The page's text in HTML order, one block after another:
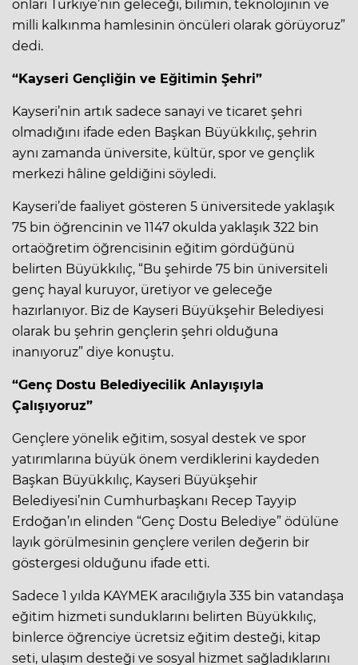
onları Türkiye’nin geleceği, bilimin, teknolojinin ve
milli kalkınma hamlesinin öncüleri olarak görüyoruz”
dedi.
“Kayseri Gençliğin ve Eğitimin Şehri”
Kayseri’nin artık sadece sanayi ve ticaret şehri
olmadığını ifade eden Başkan Büyükkılıç, şehrin
aynı zamanda üniversite, kültür, spor ve gençlik
merkezi hâline geldiğini söyledi.
Kayseri’de faaliyet gösteren 5 üniversitede yaklaşık
75 bin öğrencinin ve 1147 okulda yaklaşık 322 bin
ortaöğretim öğrencisinin eğitim gördüğünü
belirten Büyükkılıç, “Bu şehirde 75 bin üniversiteli
genç hayal kuruyor, üretiyor ve geleceğe
hazırlanıyor. Biz de Kayseri Büyükşehir Belediyesi
olarak bu şehrin gençlerin şehri olduğuna
inanıyoruz” diye konuştu.
“Genç Dostu Belediyecilik Anlayışıyla
Çalışıyoruz”
Gençlere yönelik eğitim, sosyal destek ve spor
yatırımlarına büyük önem verdiklerini kaydeden
Başkan Büyükkılıç, Kayseri Büyükşehir
Belediyesi’nin Cumhurbaşkanı Recep Tayyip
Erdoğan’ın elinden “Genç Dostu Belediye” ödülüne
layık görülmesinin gençlere verilen değerin bir
göstergesi olduğunu ifade etti.
Sadece 1 yılda KAYMEK aracılığıyla 335 bin vatandaşa
eğitim hizmeti sunduklarını belirten Büyükkılıç,
binlerce öğrenciye ücretsiz eğitim desteği, kitap
seti, ulaşım desteği ve sosyal hizmet sağladıklarını